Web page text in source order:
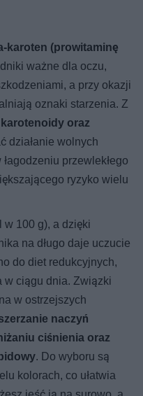
karoten (prowitaminę
ważne dla oczu,
a przy okazji
oznaki starzenia. Z
oraz
działanie wolnych
przewlekłego
ryzyko wielu
w 100 g), a dzięki
na długo daje uczucie
do diet redukcyjnych,
w ciągu dnia. Związki
w ostrzejszych
naczyń
ciśnienia oraz
. Do wyboru są
kolorach, co ułatwia